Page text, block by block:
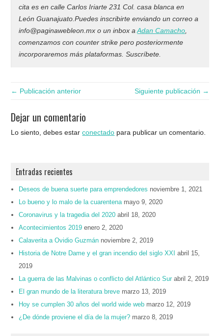
cita es en calle Carlos Iriarte 231 Col. casa blanca en
León Guanajuato.Puedes inscribirte enviando un correo a
info@paginawebleon.mx o un inbox aAdan Camacho,
comenzamos con counter strike pero posteriormente
incorporaremos más plataformas. Suscríbete.
← Publicación anterior Siguiente publicación →
Dejar un comentario
Lo siento, debes estarconectado para publicar un comentario.
Entradas recientes
Deseos de buena suerte para emprendedores noviembre 1, 2021
Lo bueno y lo malo de la cuarentena mayo 9, 2020
Coronavirus y la tragedia del 2020 abril 18, 2020
Acontecimientos 2019 enero 2, 2020
Calaverita a Ovidio Guzmán noviembre 2, 2019
Historia de Notre Dame y el gran incendio del siglo XXI abril 15,
2019
La guerra de las Malvinas o conflicto del Atlántico Sur abril 2, 2019
El gran mundo de la literatura breve marzo 13, 2019
Hoy se cumplen 30 años del world wide web marzo 12, 2019
¿De dónde proviene el día de la mujer? marzo 8, 2019